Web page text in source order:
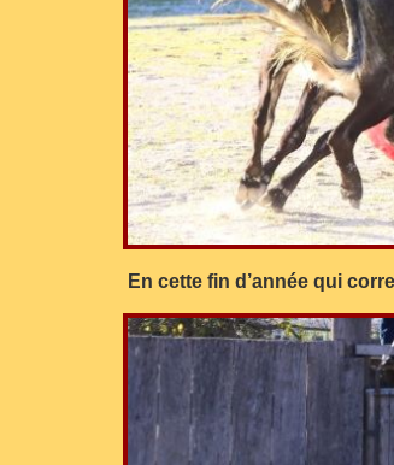
En cette fin d’année qui